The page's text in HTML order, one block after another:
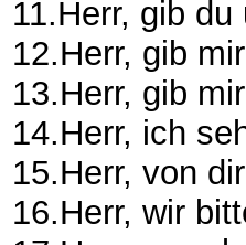
11.Herr, gib du
12.Herr, gib
13.Herr, gib
14.Herr, ich
15.Herr, von
16.Herr, wir